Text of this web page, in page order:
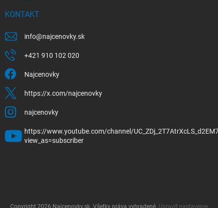
KONTAKT
info@najcenovky.sk
+421 910 102 020
Najcenovky
https://x.com/najcenovky
najcenovky
https://www.youtube.com/channel/
view_as=subscriber
Copyright 2026 Najcenovky.sk . Všetky práva vyhradené. Upraviť nastavenie